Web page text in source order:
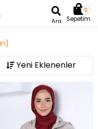
Ara
0
Sepetim
)